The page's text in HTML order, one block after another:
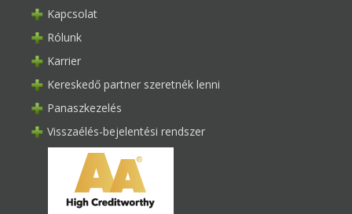
Kapcsolat
Rólunk
Karrier
Kereskedő partner szeretnék lenni
Panaszkezelés
Visszaélés-bejelentési rendszer